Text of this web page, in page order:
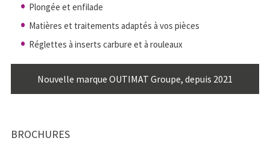
Plongée et enfilade
Matières et traitements adaptés à vos pièces
Réglettes à inserts carbure et à rouleaux
Nouvelle marque OUTIMAT Groupe, depuis 2021
BROCHURES